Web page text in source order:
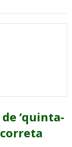
‘quinta-